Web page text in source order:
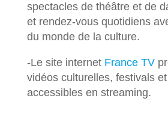
spectacles de théâtre et de
et rendez-vous quotidiens
du monde de la culture.
-Le site internet France TV
vidéos culturelles, festivals
accessibles en streaming.